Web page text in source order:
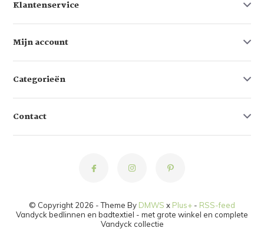
Klantenservice
Mijn account
Categorieën
Contact
© Copyright 2026 - Theme By DMWS x Plus+ - RSS-feed
Vandyck bedlinnen en badtextiel - met grote winkel en complete
Vandyck collectie